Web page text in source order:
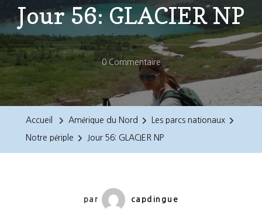
Jour 56: GLACIER NP
0 CommentaireSur
Jour
56:
Accueil Amérique du Nord Les parcs nationaux
Notre périple Jour 56: GLACIER NP
par capdingue